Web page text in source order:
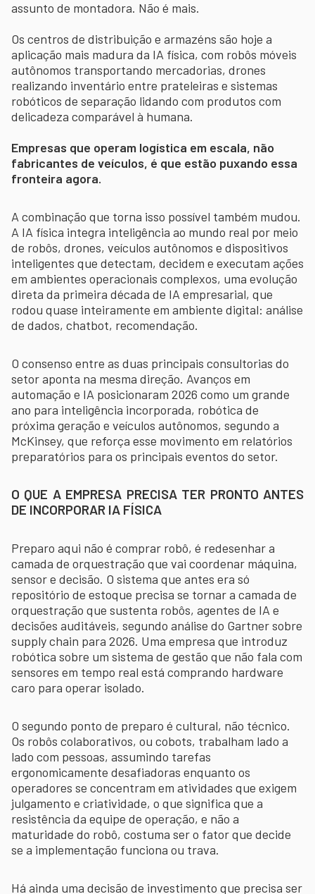
assunto de montadora. Não é mais.
Os centros de distribuição e armazéns são hoje a
aplicação mais madura da IA física, com robôs móveis
autônomos transportando mercadorias, drones
realizando inventário entre prateleiras e sistemas
robóticos de separação lidando com produtos com
delicadeza comparável à humana.
Empresas que operam logística em escala, não
fabricantes de veículos, é que estão puxando essa
fronteira agora.
A combinação que torna isso possível também mudou.
A IA física integra inteligência ao mundo real por meio
de robôs, drones, veículos autônomos e dispositivos
inteligentes que detectam, decidem e executam ações
em ambientes operacionais complexos, uma evolução
direta da primeira década de IA empresarial, que
rodou quase inteiramente em ambiente digital: análise
de dados, chatbot, recomendação.
O consenso entre as duas principais consultorias do
setor aponta na mesma direção. Avanços em
automação e IA posicionaram 2026 como um grande
ano para inteligência incorporada, robótica de
próxima geração e veículos autônomos, segundo a
McKinsey, que reforça esse movimento em relatórios
preparatórios para os principais eventos do setor.
O QUE A EMPRESA PRECISA TER PRONTO ANTES
DE INCORPORAR IA FÍSICA
Preparo aqui não é comprar robô, é redesenhar a
camada de orquestração que vai coordenar máquina,
sensor e decisão. O sistema que antes era só
repositório de estoque precisa se tornar a camada de
orquestração que sustenta robôs, agentes de IA e
decisões auditáveis, segundo análise do Gartner sobre
supply chain para 2026. Uma empresa que introduz
robótica sobre um sistema de gestão que não fala com
sensores em tempo real está comprando hardware
caro para operar isolado.
O segundo ponto de preparo é cultural, não técnico.
Os robôs colaborativos, ou cobots, trabalham lado a
lado com pessoas, assumindo tarefas
ergonomicamente desafiadoras enquanto os
operadores se concentram em atividades que exigem
julgamento e criatividade, o que significa que a
resistência da equipe de operação, e não a
maturidade do robô, costuma ser o fator que decide
se a implementação funciona ou trava.
Há ainda uma decisão de investimento que precisa ser